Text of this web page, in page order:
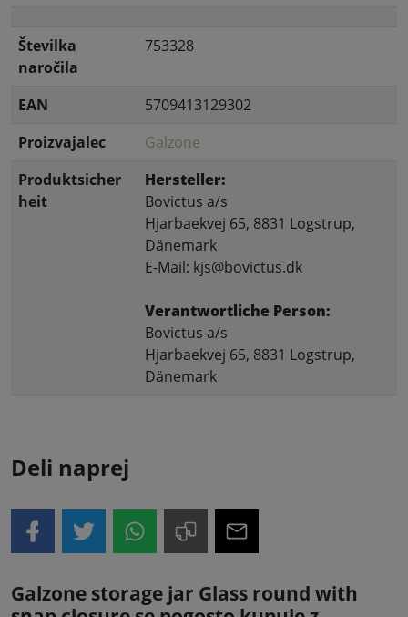
Številka
naročila
753328
EAN
5709413129302
Proizvajalec
Galzone
Produktsicher
heit
Hersteller:
Bovictus a/s
Hjarbaekvej 65, 8831 Logstrup,
Dänemark
E-Mail: kjs@bovictus.dk
Verantwortliche Person:
Bovictus a/s
Hjarbaekvej 65, 8831 Logstrup,
Dänemark
Deli naprej
Galzone storage jar Glass round with